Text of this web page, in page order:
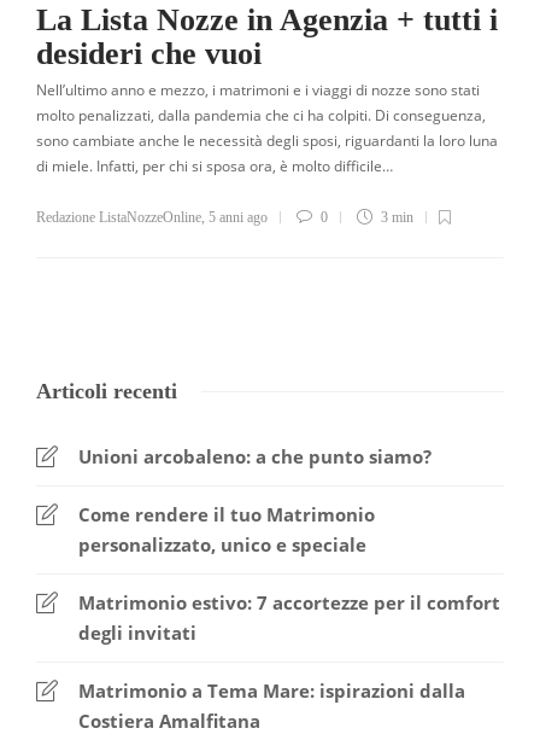
La Lista Nozze in Agenzia + tutti i
desideri che vuoi
Nell’ultimo anno e mezzo, i matrimoni e i viaggi di nozze sono stati
molto penalizzati, dalla pandemia che ci ha colpiti. Di conseguenza,
sono cambiate anche le necessità degli sposi, riguardanti la loro luna
di miele. Infatti, per chi si sposa ora, è molto difficile…
Redazione ListaNozzeOnline 5 anni ago 0 3 min
Articoli recenti
Unioni arcobaleno: a che punto siamo?
Come rendere il tuo Matrimonio
personalizzato, unico e speciale
Matrimonio estivo: 7 accortezze per il comfort
degli invitati
Matrimonio a Tema Mare: ispirazioni dalla
Costiera Amalfitana